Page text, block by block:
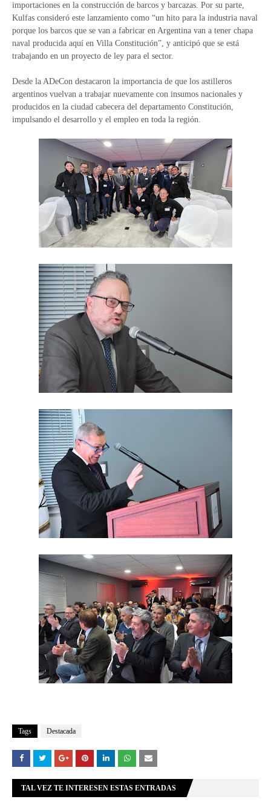
importaciones en la construcción de barcos y barcazas. Por su parte,
Kulfas consideró este lanzamiento como “un hito para la industria naval
porque los barcos que se van a fabricar en Argentina van a tener chapa
naval producida aquí en Villa Constitución”, y anticipó que se está
trabajando en un proyecto de ley para el sector.
Desde la ADeCon destacaron la importancia de que los astilleros
argentinos vuelvan a trabajar nuevamente con insumos nacionales y
producidos en la ciudad cabecera del departamento Constitución,
impulsando el desarrollo y el empleo en toda la región.
Tags Destacada
TAL VEZ TE INTERESEN ESTAS ENTRADAS